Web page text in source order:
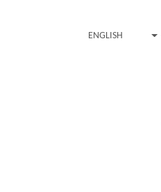
ENGLISH